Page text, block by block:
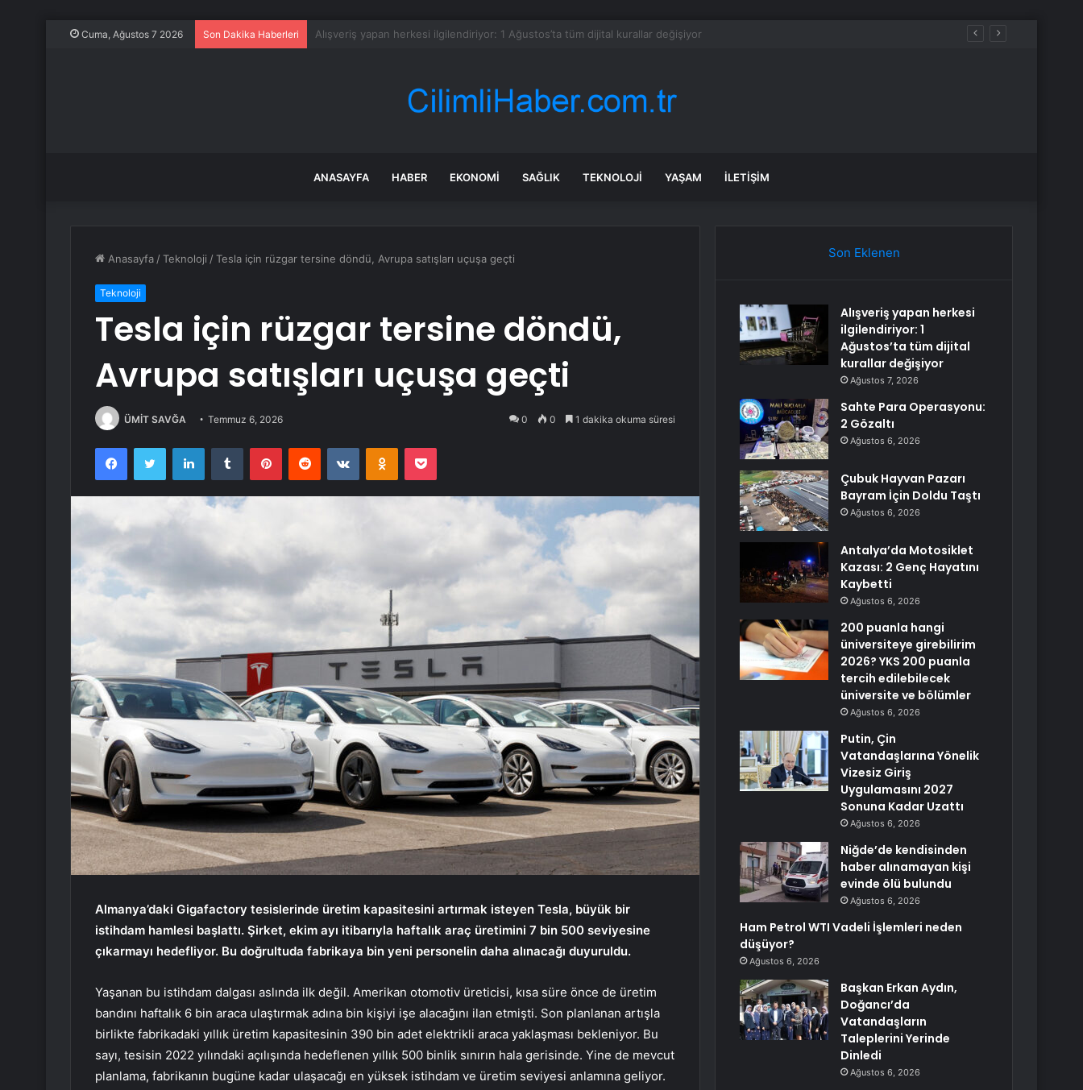
Cuma, Ağustos 7 2026 Son Dakika Haberleri Sahte Para Operasyonu: 2 Gözaltı
ANASAYFA HABER EKONOMI SAĞLIK TEKNOLOJI YAŞAM İLETIŞIM
Anasayfa /Teknoloji /Tesla için rüzgar tersine döndü, Avrupa satışları uçuşa geçti
Teknoloji
Tesla için rüzgar tersine döndü,
Avrupa satışları uçuşa geçti
ÜMİT SAVĞA Temmuz 6, 2026 0 0 1 dakika okuma süresi
FacebookTwitter LinkedInTumblr PinterestReddit VKontakteOdnoklassniki
Pocket
Almanya’daki Gigafactory tesislerinde üretim kapasitesini artırmak isteyen Tesla, büyük bir
istihdam hamlesi başlattı. Şirket, ekim ayı itibarıyla haftalık araç üretimini 7 bin 500 seviyesine
çıkarmayı hedefliyor. Bu doğrultuda fabrikaya bin yeni personelin daha alınacağı duyuruldu.
Yaşanan bu istihdam dalgası aslında ilk değil. Amerikan otomotiv üreticisi, kısa süre önce de üretim
bandını haftalık 6 bin araca ulaştırmak adına bin kişiyi işe alacağını ilan etmişti. Son planlanan artışla
birlikte fabrikadaki yıllık üretim kapasitesinin 390 bin adet elektrikli araca yaklaşması bekleniyor. Bu
sayı, tesisin 2022 yılındaki açılışında hedeflenen yıllık 500 binlik sınırın hala gerisinde. Yine de mevcut
planlama, fabrikanın bugüne kadar ulaşacağı en yüksek istihdam ve üretim seviyesi anlamına geliyor.
Son Eklenen
Alışveriş yapan herkesi
ilgilendiriyor: 1
Ağustos’ta tüm dijital
kurallar değişiyor
Ağustos 7, 2026
Sahte Para Operasyonu:
2 Gözaltı
Ağustos 6, 2026
Çubuk Hayvan Pazarı
Bayram İçin Doldu Taştı
Ağustos 6, 2026
Antalya’da Motosiklet
Kazası: 2 Genç Hayatını
Kaybetti
Ağustos 6, 2026
200 puanla hangi
üniversiteye girebilirim
2026? YKS 200 puanla
tercih edilebilecek
üniversite ve bölümler
Ağustos 6, 2026
Putin, Çin
Vatandaşlarına Yönelik
Vizesiz Giriş
Uygulamasını 2027
Sonuna Kadar Uzattı
Ağustos 6, 2026
Niğde’de kendisinden
haber alınamayan kişi
evinde ölü bulundu
Ağustos 6, 2026
Ham Petrol WTI Vadeli İşlemleri neden
düşüyor?
Ağustos 6, 2026
Başkan Erkan Aydın,
Doğancı’da
Vatandaşların
Taleplerini Yerinde
Dinledi
Ağustos 6, 2026